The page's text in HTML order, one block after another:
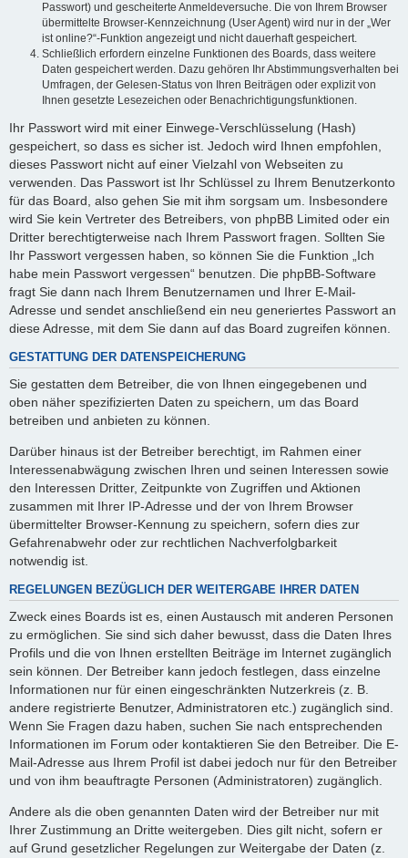
Passwort) und gescheiterte Anmeldeversuche. Die von Ihrem Browser
übermittelte Browser-Kennzeichnung (User Agent) wird nur in der „Wer
ist online?“-Funktion angezeigt und nicht dauerhaft gespeichert.
Schließlich erfordern einzelne Funktionen des Boards, dass weitere
Daten gespeichert werden. Dazu gehören Ihr Abstimmungsverhalten bei
Umfragen, der Gelesen-Status von Ihren Beiträgen oder explizit von
Ihnen gesetzte Lesezeichen oder Benachrichtigungsfunktionen.
Ihr Passwort wird mit einer Einwege-Verschlüsselung (Hash)
gespeichert, so dass es sicher ist. Jedoch wird Ihnen empfohlen,
dieses Passwort nicht auf einer Vielzahl von Webseiten zu
verwenden. Das Passwort ist Ihr Schlüssel zu Ihrem Benutzerkonto
für das Board, also gehen Sie mit ihm sorgsam um. Insbesondere
wird Sie kein Vertreter des Betreibers, von phpBB Limited oder ein
Dritter berechtigterweise nach Ihrem Passwort fragen. Sollten Sie
Ihr Passwort vergessen haben, so können Sie die Funktion „Ich
habe mein Passwort vergessen“ benutzen. Die phpBB-Software
fragt Sie dann nach Ihrem Benutzernamen und Ihrer E-Mail-
Adresse und sendet anschließend ein neu generiertes Passwort an
diese Adresse, mit dem Sie dann auf das Board zugreifen können.
GESTATTUNG DER DATENSPEICHERUNG
Sie gestatten dem Betreiber, die von Ihnen eingegebenen und
oben näher spezifizierten Daten zu speichern, um das Board
betreiben und anbieten zu können.
Darüber hinaus ist der Betreiber berechtigt, im Rahmen einer
Interessenabwägung zwischen Ihren und seinen Interessen sowie
den Interessen Dritter, Zeitpunkte von Zugriffen und Aktionen
zusammen mit Ihrer IP-Adresse und der von Ihrem Browser
übermittelter Browser-Kennung zu speichern, sofern dies zur
Gefahrenabwehr oder zur rechtlichen Nachverfolgbarkeit
notwendig ist.
REGELUNGEN BEZÜGLICH DER WEITERGABE IHRER DATEN
Zweck eines Boards ist es, einen Austausch mit anderen Personen
zu ermöglichen. Sie sind sich daher bewusst, dass die Daten Ihres
Profils und die von Ihnen erstellten Beiträge im Internet zugänglich
sein können. Der Betreiber kann jedoch festlegen, dass einzelne
Informationen nur für einen eingeschränkten Nutzerkreis (z. B.
andere registrierte Benutzer, Administratoren etc.) zugänglich sind.
Wenn Sie Fragen dazu haben, suchen Sie nach entsprechenden
Informationen im Forum oder kontaktieren Sie den Betreiber. Die E-
Mail-Adresse aus Ihrem Profil ist dabei jedoch nur für den Betreiber
und von ihm beauftragte Personen (Administratoren) zugänglich.
Andere als die oben genannten Daten wird der Betreiber nur mit
Ihrer Zustimmung an Dritte weitergeben. Dies gilt nicht, sofern er
auf Grund gesetzlicher Regelungen zur Weitergabe der Daten (z.